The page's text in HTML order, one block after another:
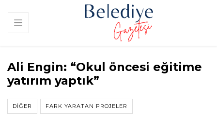
Ali Engin: “Okul öncesi eğitime
yatırım yaptık”
DIĞER FARK YARATAN PROJELER